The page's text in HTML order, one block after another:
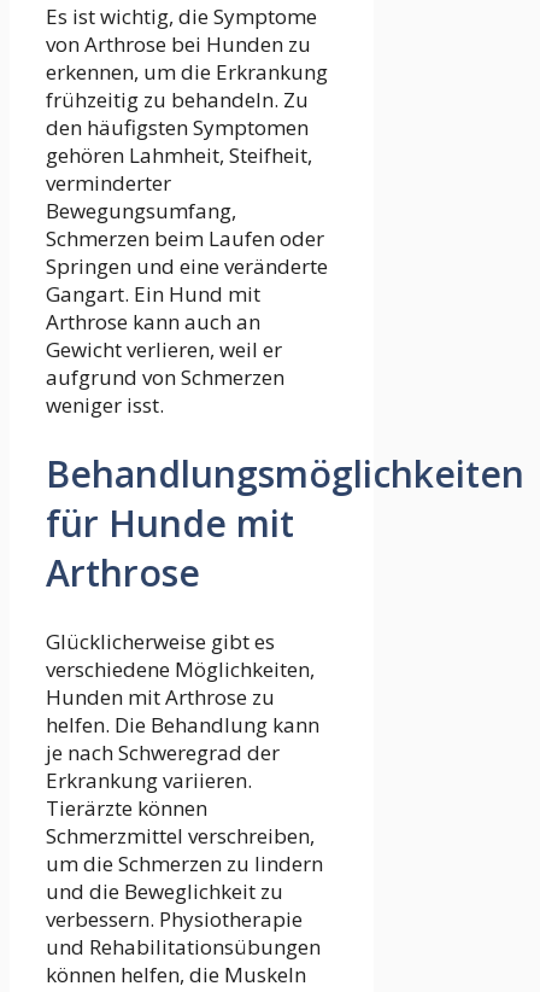
Es ist wichtig, die Symptome
von Arthrose bei Hunden zu
erkennen, um die Erkrankung
frühzeitig zu behandeln. Zu
den häufigsten Symptomen
gehören Lahmheit, Steifheit,
verminderter
Bewegungsumfang,
Schmerzen beim Laufen oder
Springen und eine veränderte
Gangart. Ein Hund mit
Arthrose kann auch an
Gewicht verlieren, weil er
aufgrund von Schmerzen
weniger isst.
Behandlungsmöglichkeiten
für Hunde mit
Arthrose
Glücklicherweise gibt es
verschiedene Möglichkeiten,
Hunden mit Arthrose zu
helfen. Die Behandlung kann
je nach Schweregrad der
Erkrankung variieren.
Tierärzte können
Schmerzmittel verschreiben,
um die Schmerzen zu lindern
und die Beweglichkeit zu
verbessern. Physiotherapie
und Rehabilitationsübungen
können helfen, die Muskeln